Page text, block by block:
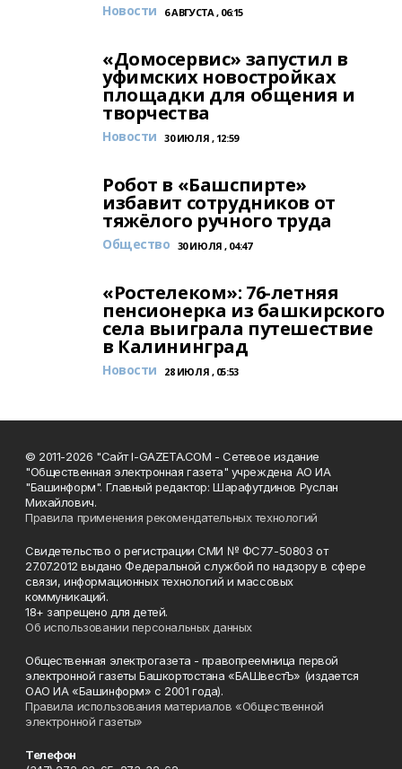
Новости 6 АВГУСТА , 06:15
«Домосервис» запустил в
уфимских новостройках
площадки для общения и
творчества
Новости 30 ИЮЛЯ , 12:59
Робот в «Башспирте»
избавит сотрудников от
тяжёлого ручного труда
Общество 30 ИЮЛЯ , 04:47
«Ростелеком»: 76-летняя
пенсионерка из башкирского
села выиграла путешествие
в Калининград
Новости 28 ИЮЛЯ , 05:53
© 2011-2026 "Сайт I-GAZETA.COM - Сетевое издание
"Общественная электронная газета" учреждена АО ИА
"Башинформ". Главный редактор: Шарафутдинов Руслан
Михайлович.
Правила применения рекомендательных технологий
Свидетельство о регистрации СМИ № ФС77-50803 от
27.07.2012 выдано Федеральной службой по надзору в сфере
связи, информационных технологий и массовых
коммуникаций.
18+ запрещено для детей.
Об использовании персональных данных
Общественная электрогазета - правопреемница первой
электронной газеты Башкортостана «БАШвестЪ» (издается
ОАО ИА «Башинформ» с 2001 года).
Правила использования материалов «Общественной
электронной газеты»
Телефон